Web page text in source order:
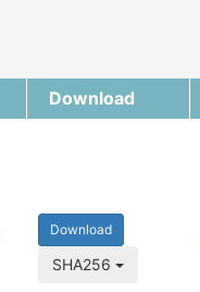
Download
Download
SHA256